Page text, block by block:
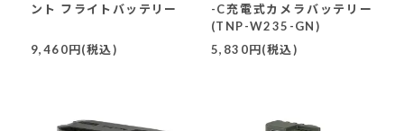
ント フライトバッテリー
9,460円(税込)
-C充電式カメラバッテリー
(TNP-W235-GN)
5,830円(税込)